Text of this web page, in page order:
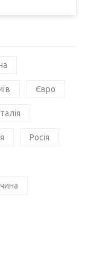
Євро
Росія